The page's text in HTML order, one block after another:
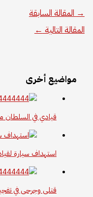
→ المقالة السابقة
المقالة التالية ←
مواضيع أخرى
قيادي في السلطان
استهداف سيارة
قتلى وجرحى في